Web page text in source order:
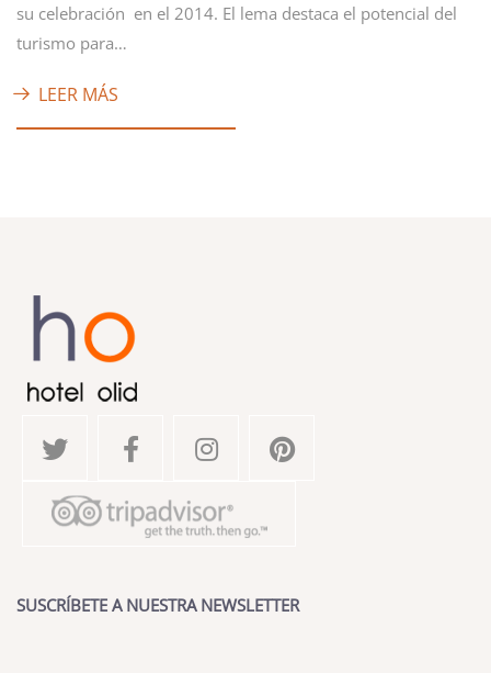
su celebración en el 2014. El lema destaca el potencial del
turismo para…
LEER MÁS
SUSCRÍBETE A NUESTRA NEWSLETTER